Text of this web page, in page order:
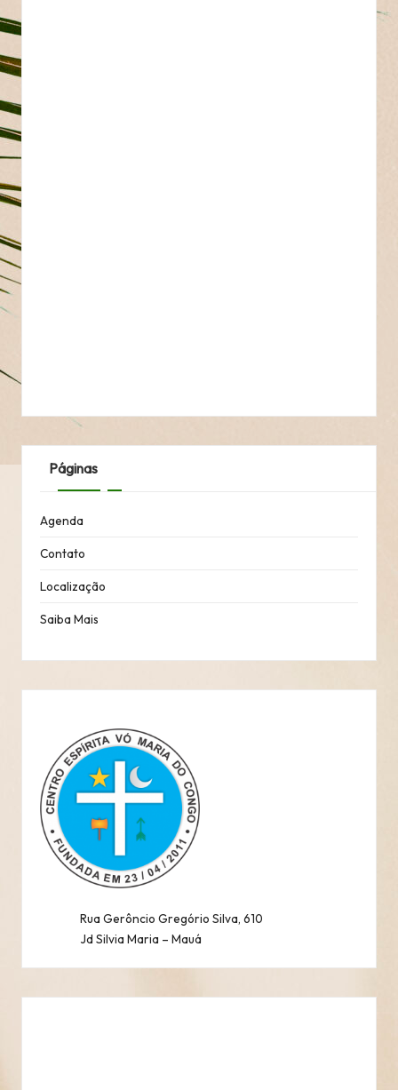
Páginas
Agenda
Contato
Localização
Saiba Mais
Rua Gerôncio Gregório Silva, 610
Jd Silvia Maria – Mauá